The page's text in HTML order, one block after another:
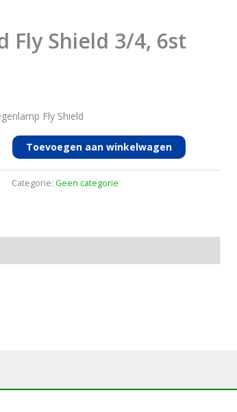
Fly Shield 3/4, 6st
Fly Shield
Toevoegen aan winkelwagen
Categorie: Geen categorie